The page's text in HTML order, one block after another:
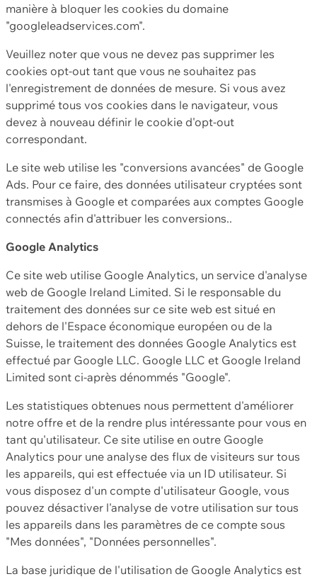
manière à bloquer les cookies du domaine
"googleleadservices.com".
Veuillez noter que vous ne devez pas supprimer les
cookies opt-out tant que vous ne souhaitez pas
l'enregistrement de données de mesure. Si vous avez
supprimé tous vos cookies dans le navigateur, vous
devez à nouveau définir le cookie d'opt-out
correspondant.
Le site web utilise les "conversions avancées" de Google
Ads. Pour ce faire, des données utilisateur cryptées sont
transmises à Google et comparées aux comptes Google
connectés afin d'attribuer les conversions..
Google Analytics
Ce site web utilise Google Analytics, un service d'analyse
web de Google Ireland Limited. Si le responsable du
traitement des données sur ce site web est situé en
dehors de l'Espace économique européen ou de la
Suisse, le traitement des données Google Analytics est
effectué par Google LLC. Google LLC et Google Ireland
Limited sont ci-après dénommés "Google".
Les statistiques obtenues nous permettent d'améliorer
notre offre et de la rendre plus intéressante pour vous en
tant qu'utilisateur. Ce site utilise en outre Google
Analytics pour une analyse des flux de visiteurs sur tous
les appareils, qui est effectuée via un ID utilisateur. Si
vous disposez d'un compte d'utilisateur Google, vous
pouvez désactiver l'analyse de votre utilisation sur tous
les appareils dans les paramètres de ce compte sous
"Mes données", "Données personnelles".
La base juridique de l'utilisation de Google Analytics est